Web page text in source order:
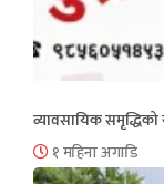
व्यावसायिक
१ महिना अगाडि